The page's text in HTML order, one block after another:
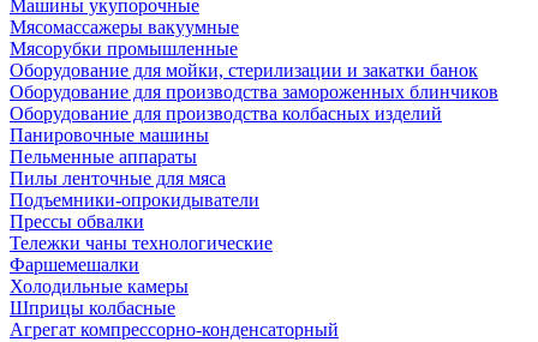
Машины укупорочные
Мясомассажеры вакуумные
Мясорубки промышленные
Оборудование для мойки, стерилизации и закатки банок
Оборудование для производства замороженных блинчиков
Оборудование для производства колбасных изделий
Панировочные машины
Пельменные аппараты
Пилы ленточные для мяса
Подъемники-опрокидыватели
Прессы обвалки
Тележки чаны технологические
Фаршемешалки
Холодильные камеры
Шприцы колбасные
Агрегат компрессорно-конденсаторный